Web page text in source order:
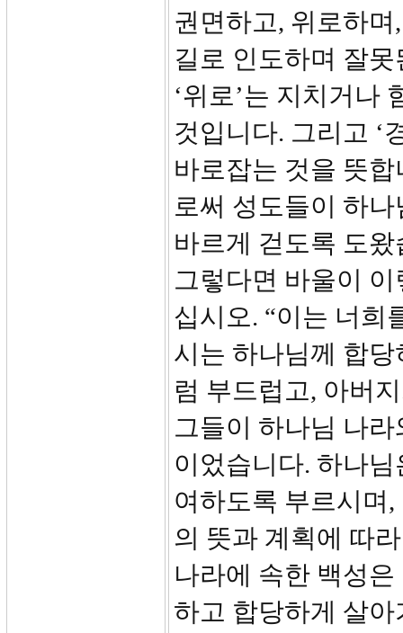
권면하고, 위로하며
길로 인도하며 잘
‘위로’는 지치거나
것입니다. 그리고 ‘
바로잡는 것을 뜻
로써 성도들이 하
바르게 걷도록 도왔
그렇다면 바울이
십시오. “이는 너희
시는 하나님께 합
럼 부드럽고, 아버
그들이 하나님 나
이었습니다. 하나
여하도록 부르시며
의 뜻과 계획에 따
나라에 속한 백성
하고 합당하게 살